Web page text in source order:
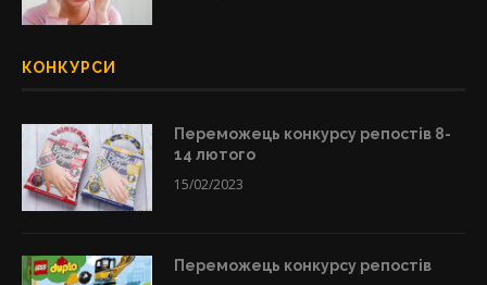
КОНКУРСИ
Переможець конкурсу репостів 8-
14 лютого
15/02/2023
Переможець конкурсу репостів